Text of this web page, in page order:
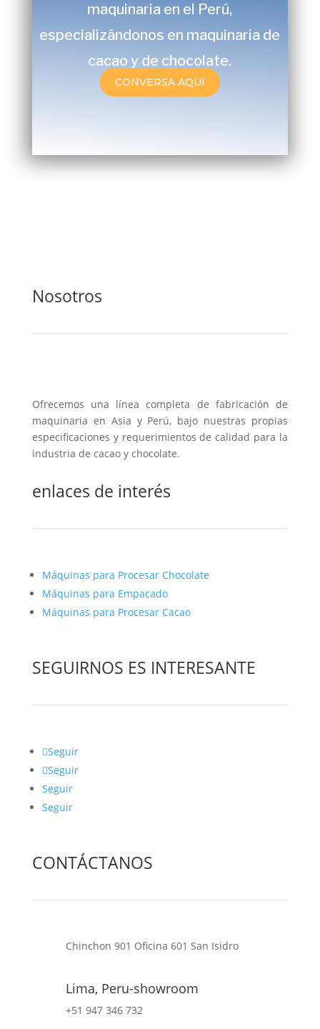
maquinaria en el Perú,
especializándonos en maquinaria de
cacao y de chocolate.
CONVERSA AQUÍ
Nosotros
Ofrecemos una línea completa de fabricación de
maquinaria en Asia y Perú, bajo nuestras propias
especificaciones y requerimientos de calidad para la
industria de cacao y chocolate.
enlaces de interés
Máquinas para Procesar Chocolate
Máquinas para Empacado
Máquinas para Procesar Cacao
SEGUIRNOS ES INTERESANTE
Seguir
Seguir
Seguir
Seguir
CONTÁCTANOS
Chinchon 901 Oficina 601 San Isidro
Lima, Peru-showroom
+51 947 346 732